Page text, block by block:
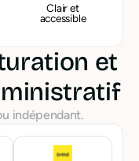
Clair et
accessible
et
indépendant.